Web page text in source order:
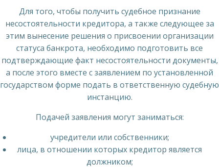
Для того, чтобы получить судебное признание
несостоятельности кредитора, а также следующее за
этим вынесение решения о присвоении организации
статуса банкрота, необходимо подготовить все
подтверждающие факт несостоятельности документы,
а после этого вместе с заявлением по установленной
государством форме подать в ответственную судебную
инстанцию.
Подачей заявления могут заниматься:
учредители или собственники;
лица, в отношении которых кредитор является
должником;